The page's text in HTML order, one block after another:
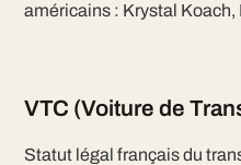
américains : Krystal
VTC (Voiture de
Statut légal français du